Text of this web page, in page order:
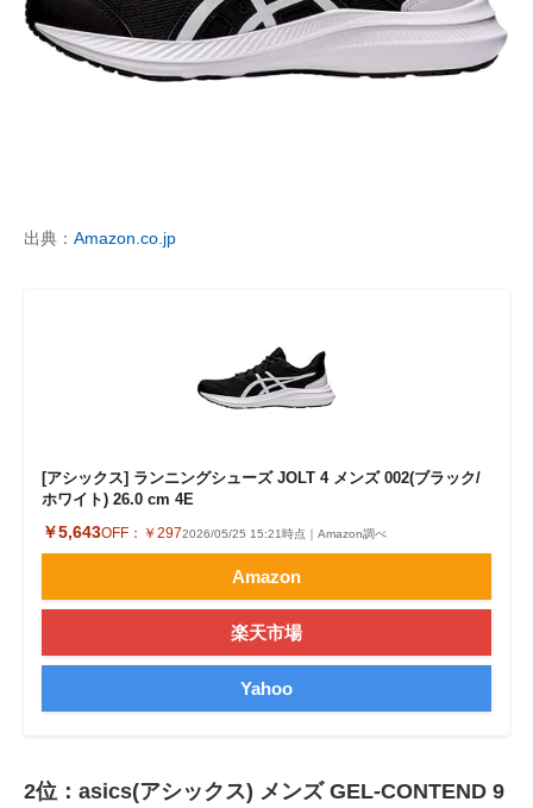
出典： Amazon.co.jp
[アシックス] ランニングシューズ JOLT 4 メンズ 002(ブラック/
ホワイト) 26.0 cm 4E
￥5,643OFF： ￥2972026/05/25 15:21時点｜Amazon調べ
Amazon
楽天市場
Yahoo
2位：asics(アシックス) メンズ GEL-CONTEND 9